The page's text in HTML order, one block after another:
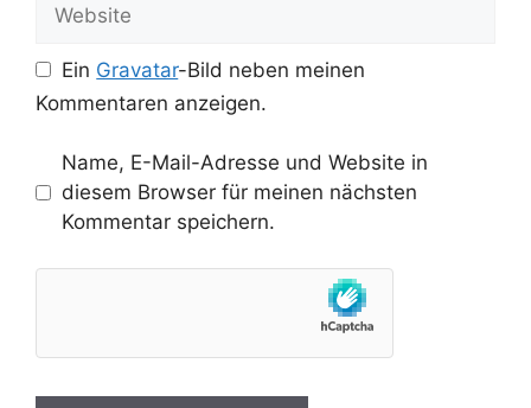
Ein Gravatar-Bild neben meinen
Kommentaren anzeigen.
Name, E-Mail-Adresse und Website in
diesem Browser für meinen nächsten
Kommentar speichern.